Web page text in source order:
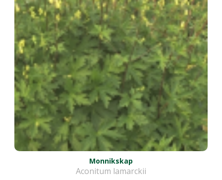
Monnikskap
Aconitum lamarckii